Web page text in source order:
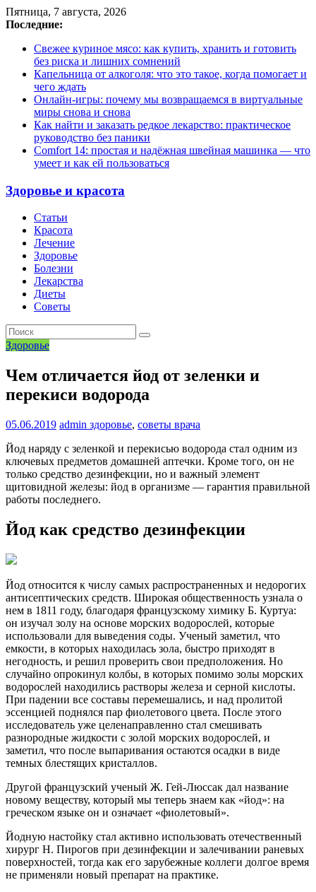
Пятница, 7 августа, 2026
Последние:
Свежее куриное мясо: как купить, хранить и готовить
без риска и лишних сомнений
Капельница от алкоголя: что это такое, когда помогает и
чего ждать
Онлайн-игры: почему мы возвращаемся в виртуальные
миры снова и снова
Как найти и заказать редкое лекарство: практическое
руководство без паники
Comfort 14: простая и надёжная швейная машинка — что
умеет и как ей пользоваться
Здоровье и красота
Статьи
Красота
Лечение
Здоровье
Болезни
Лекарства
Диеты
Советы
Здоровье
Чем отличается йод от зеленки и
перекиси водорода
05.06.2019 admin здоровье, советы врача
Йод наряду с зеленкой и перекисью водорода стал одним из
ключевых предметов домашней аптечки. Кроме того, он не
только средство дезинфекции, но и важный элемент
щитовидной железы: йод в организме — гарантия правильной
работы последнего.
Йод как средство дезинфекции
Йод​ относится к числу самых распространенных и недорогих
антисептических средств. Широкая общественность узнала о
нем в 1811 году, благодаря французскому химику Б. Куртуа:
он изучал золу на основе морских водорослей, которые
использовали для выведения соды. Ученый заметил, что
емкости, в которых находилась зола, быстро приходят в
негодность, и решил проверить свои предположения. Но
случайно опрокинул колбы, в которых помимо золы морских
водорослей находились растворы железа и серной кислоты.
При падении все составы перемешались, и над пролитой
эссенцией поднялся пар фиолетового цвета. После этого
исследователь уже целенаправленно стал смешивать
разнородные жидкости с золой морских водорослей, и
заметил, что после выпаривания остаются осадки в виде
темных блестящих кристаллов.
Другой французский ученый Ж. Гей-Люссак дал название
новому веществу, который мы теперь знаем как «йод»: на
греческом языке он и означает «фиолетовый».
Йодную настойку стал активно использовать отечественный
хирург Н. Пирогов при дезинфекции и залечивании раневых
поверхностей, тогда как его зарубежные коллеги долгое время
не применяли новый препарат на практике.